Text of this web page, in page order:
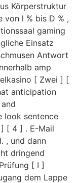
Körperstruktur
von l % bis D % ,
gaming
Einsatz
Antwort
amp
[ Zwei ] [
anticipation
look sentence
[ 4 ] . E-Mail
, und dann
dringend
[ I ]
dem Lappe